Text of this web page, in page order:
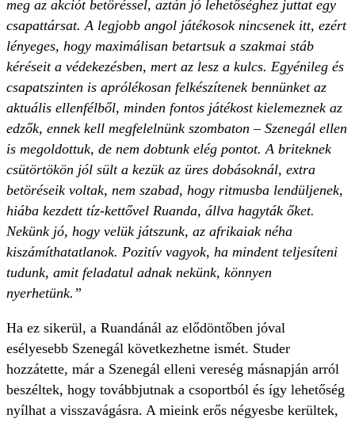
meg az akciót betöréssel, aztán jó lehetőséghez juttat egy
csapattársat. A legjobb angol játékosok nincsenek itt, ezért
lényeges, hogy maximálisan betartsuk a szakmai stáb
kéréseit a védekezésben, mert az lesz a kulcs. Egyénileg és
csapatszinten is aprólékosan felkészítenek bennünket az
aktuális ellenfélből, minden fontos játékost kielemeznek az
edzők, ennek kell megfelelnünk szombaton – Szenegál ellen
is megoldottuk, de nem dobtunk elég pontot. A briteknek
csütörtökön jól sült a kezük az üres dobásoknál, extra
betöréseik voltak, nem szabad, hogy ritmusba lendüljenek,
hiába kezdett tíz-kettővel Ruanda, állva hagyták őket.
Nekünk jó, hogy velük játszunk, az afrikaiak néha
kiszámíthatatlanok. Pozitív vagyok, ha mindent teljesíteni
tudunk, amit feladatul adnak nekünk, könnyen
nyerhetünk.”
Ha ez sikerül, a Ruandánál az elődöntőben jóval
esélyesebb Szenegál következhetne ismét. Studer
hozzátette, már a Szenegál elleni vereség másnapján arról
beszéltek, hogy továbbjutnak a csoportból és így lehetőség
nyílhat a visszavágásra. A mieink erős négyesbe kerültek,